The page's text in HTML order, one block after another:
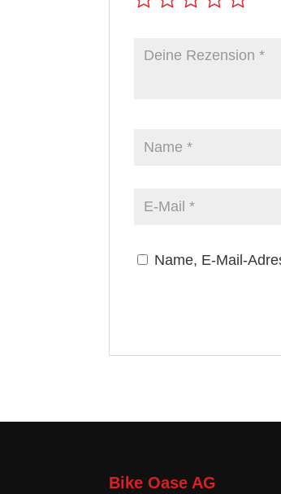
Name, E-Mail-
Bike Oase AG